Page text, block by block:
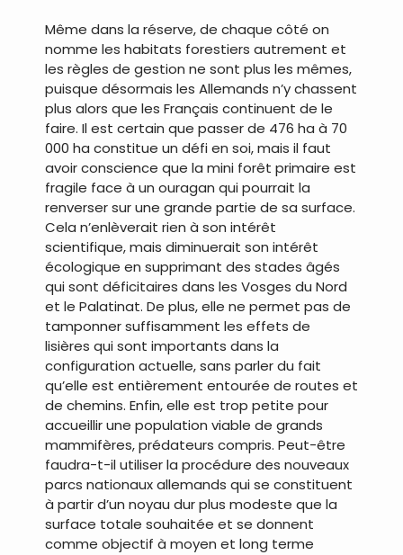
Même dans la réserve, de chaque côté on
nomme les habitats forestiers autrement et
les règles de gestion ne sont plus les mêmes,
puisque désormais les Allemands n’y chassent
plus alors que les Français continuent de le
faire. Il est certain que passer de 476 ha à 70
000 ha constitue un défi en soi, mais il faut
avoir conscience que la mini forêt primaire est
fragile face à un ouragan qui pourrait la
renverser sur une grande partie de sa surface.
Cela n’enlèverait rien à son intérêt
scientifique, mais diminuerait son intérêt
écologique en supprimant des stades âgés
qui sont déficitaires dans les Vosges du Nord
et le Palatinat. De plus, elle ne permet pas de
tamponner suffisamment les effets de
lisières qui sont importants dans la
configuration actuelle, sans parler du fait
qu’elle est entièrement entourée de routes et
de chemins. Enfin, elle est trop petite pour
accueillir une population viable de grands
mammifères, prédateurs compris. Peut-être
faudra-t-il utiliser la procédure des nouveaux
parcs nationaux allemands qui se constituent
à partir d’un noyau dur plus modeste que la
surface totale souhaitée et se donnent
comme objectif à moyen et long terme